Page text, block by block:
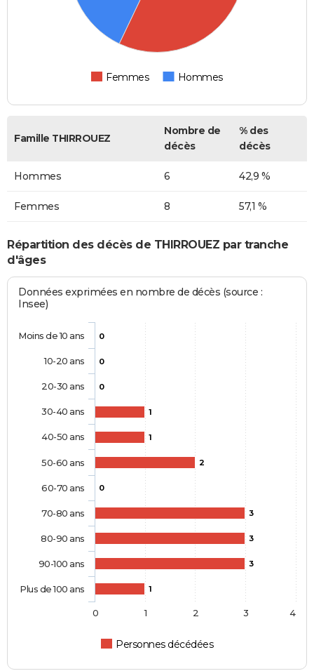
Femmes Hommes
Famille THIRROUEZ
Nombre de
décès
% des
décès
Hommes 6 42,9 %
Femmes 8 57,1 %
Répartition des décès de THIRROUEZ par tranche
d'âges
Données exprimées en nombre de décès (source :
Insee)
0
0
0
1
1
2
0
3
3
3
1
Personnes décédées
Moins de 10 ans
10-20 ans
20-30 ans
30-40 ans
40-50 ans
50-60 ans
60-70 ans
70-80 ans
80-90 ans
90-100 ans
Plus de 100 ans
0 1 2 3 4